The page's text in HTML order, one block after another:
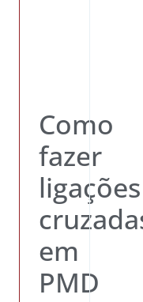
Como
fazer
ligações
em
PMD